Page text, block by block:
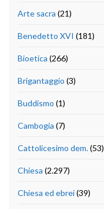
Arte sacra (21)
Benedetto XVI (181)
Bioetica (266)
Brigantaggio (3)
Buddismo (1)
Cambogia (7)
Cattolicesimo dem.(53)
Chiesa (2.297)
Chiesa ed ebrei(39)